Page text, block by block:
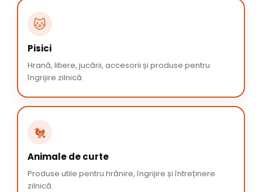
🐱
Pisici
Hrană, litiere, jucării, accesorii și produse pentru
îngrijire zilnică.
🐔
Animale de curte
Produse utile pentru hrănire, îngrijire și întreținere
zilnică.